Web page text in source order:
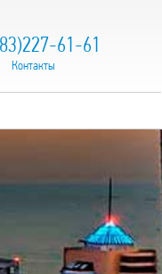
61-61
Контакты